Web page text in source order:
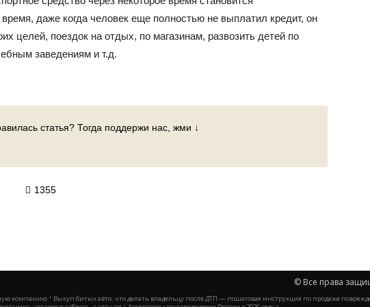
даже когда человек еще полностью не выплатил кредит, он
целей, поездок на отдых, по магазинам, развозить детей по
заведениям и т.д.
статья? Тогда поддержи нас, жми ↓
1355
© Все права
компанию · Выкуп битых авто: что делать владельцу после ДТП — пошаговая инструкция по продаже